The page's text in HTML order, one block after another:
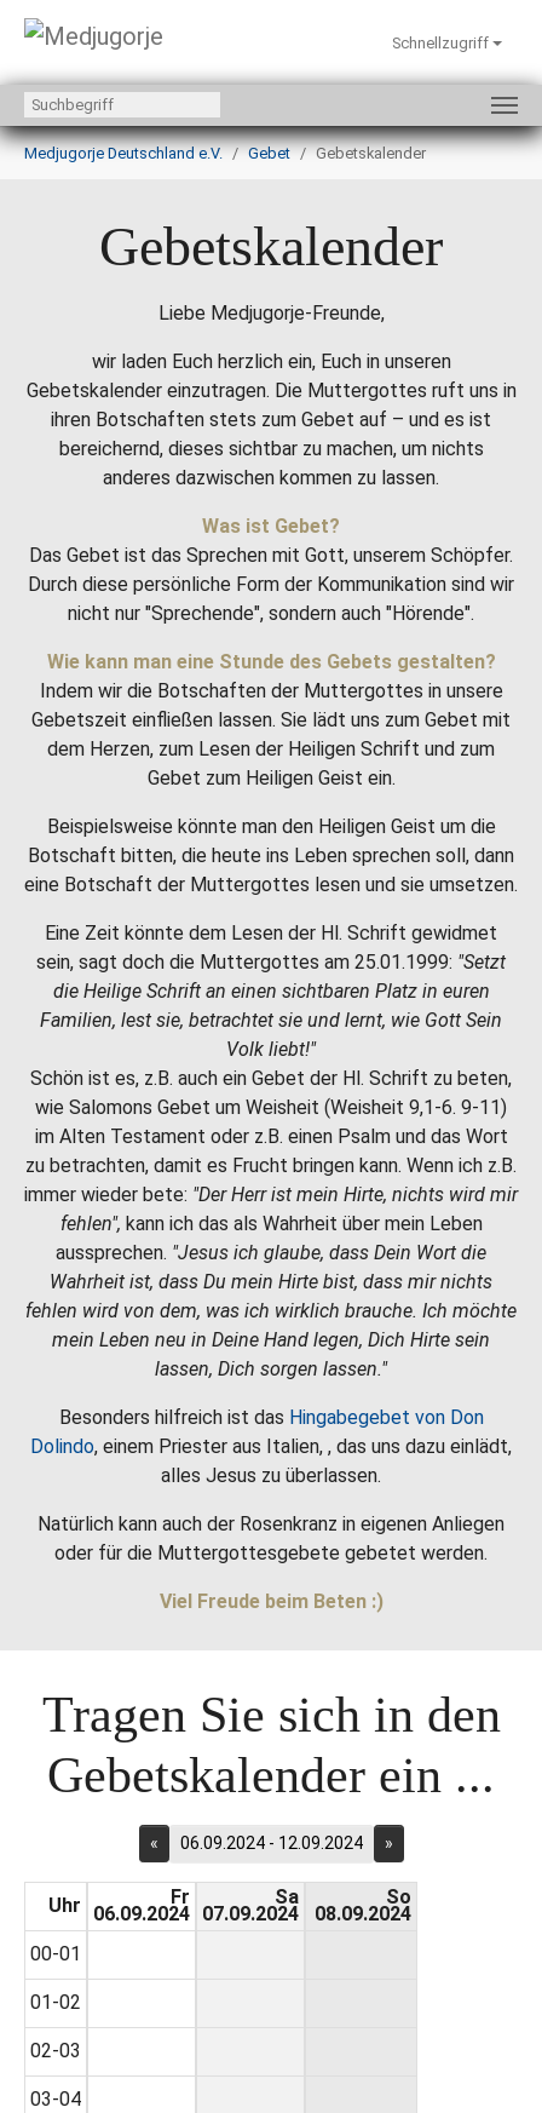
Zum Hauptinhalt springen
Schnellzugriff
Sie sind hier:
Medjugorje Deutschland e.V.
Gebet Gebetskalender
Gebetskalender
Liebe Medjugorje-Freunde,
wir laden Euch herzlich ein, Euch in unseren
Gebetskalender einzutragen. Die Muttergottes ruft uns in
ihren Botschaften stets zum Gebet auf – und es ist
bereichernd, dieses sichtbar zu machen, um nichts
anderes dazwischen kommen zu lassen.
Was ist Gebet?
Das Gebet ist das Sprechen mit Gott, unserem Schöpfer.
Durch diese persönliche Form der Kommunikation sind wir
nicht nur "Sprechende", sondern auch "Hörende".
Wie kann man eine Stunde des Gebets gestalten?
Indem wir die Botschaften der Muttergottes in unsere
Gebetszeit einfließen lassen. Sie lädt uns zum Gebet mit
dem Herzen, zum Lesen der Heiligen Schrift und zum
Gebet zum Heiligen Geist ein.
Beispielsweise könnte man den Heiligen Geist um die
Botschaft bitten, die heute ins Leben sprechen soll, dann
eine Botschaft der Muttergottes lesen und sie umsetzen.
Eine Zeit könnte dem Lesen der Hl. Schrift gewidmet
sein, sagt doch die Muttergottes am 25.01.1999: "Setzt
die Heilige Schrift an einen sichtbaren Platz in euren
Familien, lest sie, betrachtet sie und lernt, wie Gott Sein
Volk liebt!"
Schön ist es, z.B. auch ein Gebet der Hl. Schrift zu beten,
wie Salomons Gebet um Weisheit (Weisheit 9,1-6. 9-11)
im Alten Testament oder z.B. einen Psalm und das Wort
zu betrachten, damit es Frucht bringen kann. Wenn ich z.B.
immer wieder bete: "Der Herr ist mein Hirte, nichts wird mir
fehlen", kann ich das als Wahrheit über mein Leben
aussprechen. "Jesus ich glaube, dass Dein Wort die
Wahrheit ist, dass Du mein Hirte bist, dass mir nichts
fehlen wird von dem, was ich wirklich brauche. Ich möchte
mein Leben neu in Deine Hand legen, Dich Hirte sein
lassen, Dich sorgen lassen."
Besonders hilfreich ist das Hingabegebet von Don
Dolindo, einem Priester aus Italien, , das uns dazu einlädt,
alles Jesus zu überlassen.
Natürlich kann auch der Rosenkranz in eigenen Anliegen
oder für die Muttergottesgebete gebetet werden.
Viel Freude beim Beten :)
Tragen Sie sich in den
Gebetskalender ein ...
« 06.09.2024 - 12.09.2024 »
Uhr
00-01
01-02
02-03
03-04
Fr
06.09.2024
Sa
07.09.2024
So
08.09.2024